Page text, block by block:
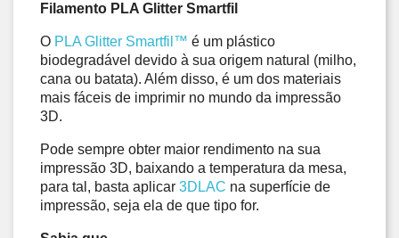
Filamento PLA Glitter Smartfil
O PLA Glitter Smartfil™ é um plástico
biodegradável devido à sua origem natural (milho,
cana ou batata). Além disso, é um dos materiais
mais fáceis de imprimir no mundo da impressão
3D.
Pode sempre obter maior rendimento na sua
impressão 3D, baixando a temperatura da mesa,
para tal, basta aplicar 3DLAC na superfície de
impressão, seja ela de que tipo for.